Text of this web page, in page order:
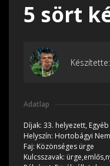
5 sört
Készítette:
Adatlap
Díjak: 33. helyezett,
Helyszín: Hortobágyi
Faj: Közönséges ürge
Kulcsszavak: